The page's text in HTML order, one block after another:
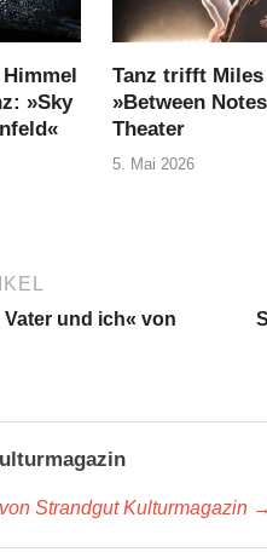
»Sky
Tanz trifft Miles
»Between
Theater
5. Mai 2026
und ich« von
Strandgut Kulturmagazin →